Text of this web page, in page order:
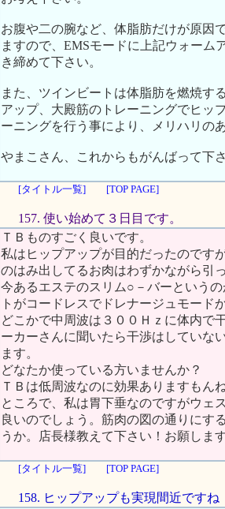
お腹や二の腕など、体脂肪だけが原因
ますので、EMSモードに上記ウォーム
き締めて下さい。
また、ツインビートは体脂肪を燃焼す
アップ、大殿筋のトレーニングでヒッ
ーニングを行う事により、メリハリの
やまこさん、これからもがんばって下さ
[タイトル一覧] [TOP PAGE]
157. 使い始めて３日目です。
ＴＢものすごく良いです。
私はヒップアップが目的だったのです
のはみ出してるお肉はわずかながら引
今あるエステのスリム○－バーという
トがコードレスでドレナージュモード
どこかで中周波は３００Ｈｚに体内で
ーカーさんに聞いたら干渉はしていな
ます。
どなたか使っている方いませんか？
ＴＢは低周波なのに効果ありますもんね
ところで、私は胃下垂なのですがウェ
良いのでしょう。筋肉の図の通りにす
うか。店長様教えて下さい！お願します
[タイトル一覧] [TOP PAGE]
158. ヒップアップも実現間近ですね